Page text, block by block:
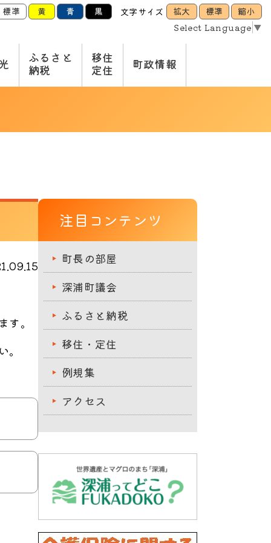
標準 黄 青 黒 文字サイズ 拡大 標準
縮小
Select Language ▼
ふるさと
納税
移住
定住
町政情報
。
注目コンテンツ
町長の部屋
深浦町議会
ふるさと納税
移住・定住
例規集
アクセス